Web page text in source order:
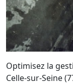
Optimisez la
Celle-sur-Seine